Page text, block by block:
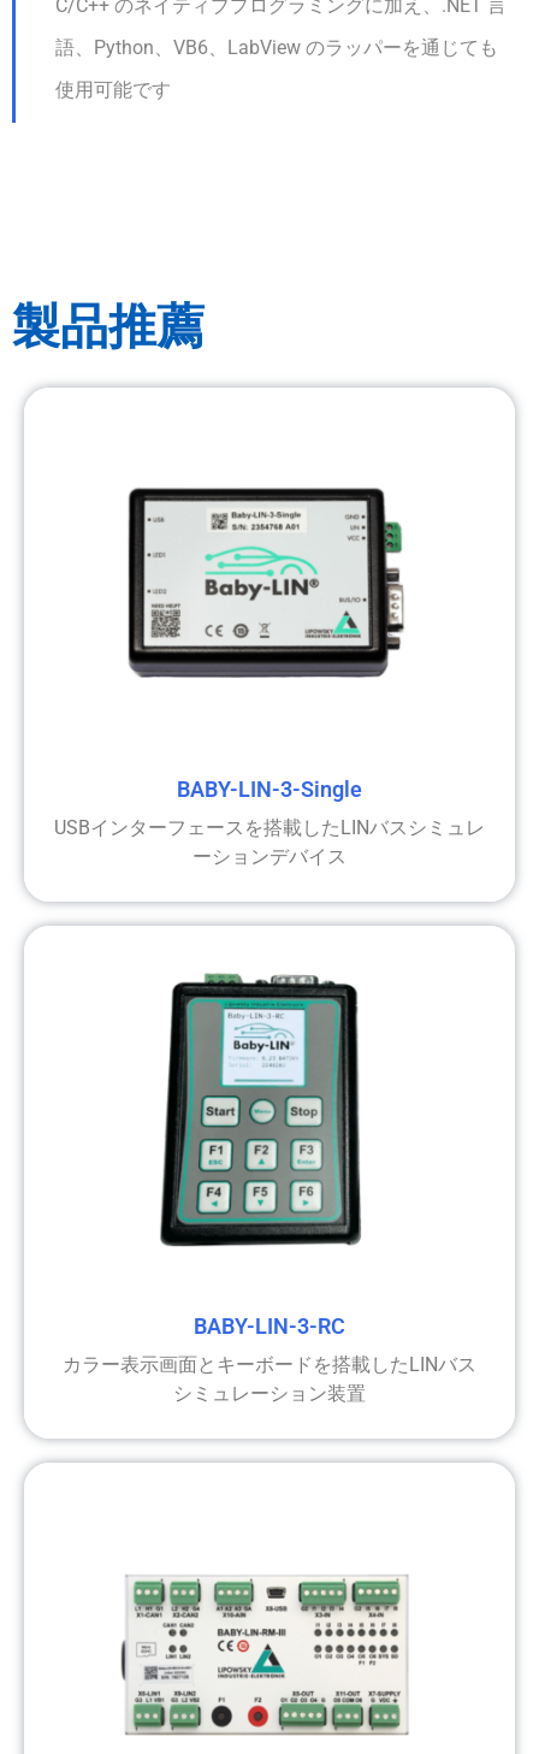
C/C++ のネイティブプログラミングに加え、.NET 言
語、Python、VB6、LabView のラッパーを通じても
使用可能です
製品推薦
BABY-LIN-3-Single
USBインターフェースを搭載したLINバスシミュレ
ーションデバイス
BABY-LIN-3-RC
カラー表示画面とキーボードを搭載したLINバス
シミュレーション装置